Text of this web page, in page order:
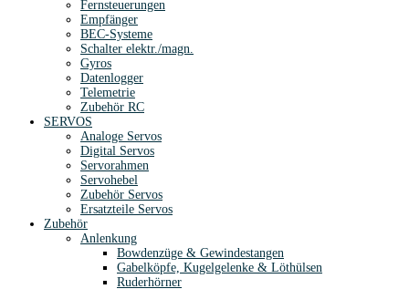
Fernsteuerungen
Empfänger
BEC-Systeme
Schalter elektr./magn.
Gyros
Datenlogger
Telemetrie
Zubehör RC
SERVOS
Analoge Servos
Digital Servos
Servorahmen
Servohebel
Zubehör Servos
Ersatzteile Servos
Zubehör
Anlenkung
Bowdenzüge & Gewindestangen
Gabelköpfe, Kugelgelenke & Löthülsen
Ruderhörner